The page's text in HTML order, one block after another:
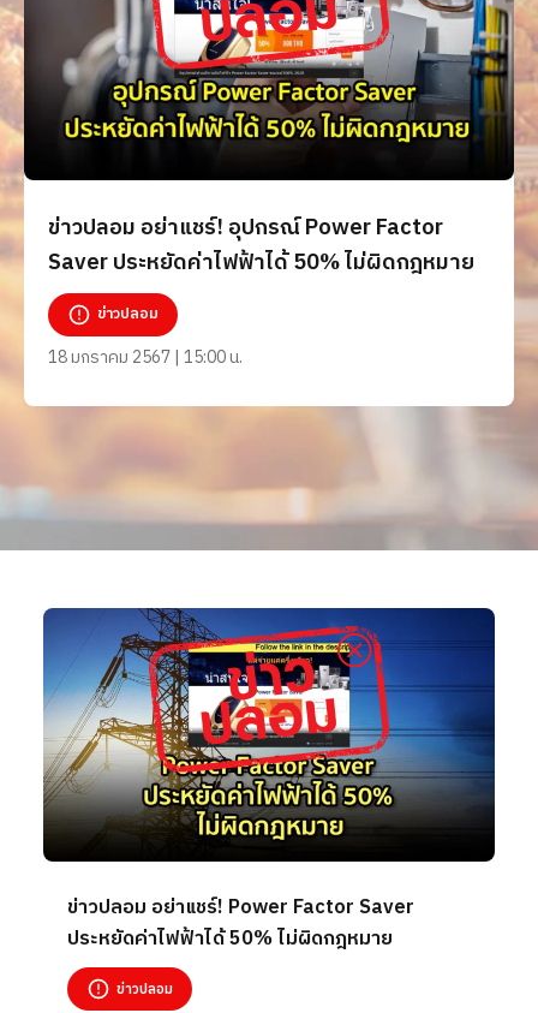
ข่าวปลอม อย่าแชร์! อุปกรณ์ Power Factor
Saver ประหยัดค่าไฟฟ้าได้ 50% ไม่ผิดกฎหมาย
ข่าวปลอม
18 มกราคม 2567 | 15:00 น.
ข่าวปลอม อย่าแชร์! Power Factor Saver
ประหยัดค่าไฟฟ้าได้ 50% ไม่ผิดกฎหมาย
ข่าวปลอม